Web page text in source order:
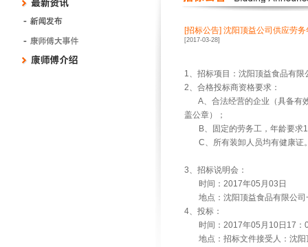
[招标公告] 沈阳顶益公司供应劳务
[2017-03-28]
1、招标项目：沈阳顶益食品有
2、合格投标商资格要求：
A、合法经营的企业（具备有
盖公章）；
B、固定的劳务工，年龄要求
C、所有装卸人员均有健康证
3、招标说明会：
时间：2017年05月03日
地点：沈阳顶益食品有限公司
4、投标：
时间：2017年05月10日17：
地点：招标文件接受人：沈阳